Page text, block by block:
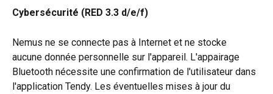
Cybersécurité (RED 3.3 d/e/f)
Nemus ne se connecte pas à Internet et ne stocke
aucune donnée personnelle sur l'appareil. L'appairage
Bluetooth nécessite une confirmation de l'utilisateur dans
l'application Tendy. Les éventuelles mises à jour du